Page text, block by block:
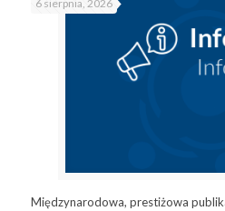
6 sierpnia, 2026
Międzynarodowa, prestiżowa